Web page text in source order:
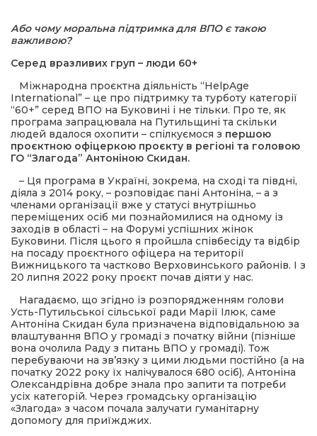
Героям!
вісті
голос гірського краю
умови придбання
та контакти
Або чому моральна підтримка для ВПО є такою
важливою?
Серед вразливих груп – люди 60+
Міжнародна проєктна діяльність “HelpAge
International” – це про підтримку та турботу категорії
“60+” серед ВПО на Буковині і не тільки. Про те, як
програма запрацювала на Путильщині та скільки
людей вдалося охопити – спілкуємося з першою
проєктною офіцеркою проєкту в регіоні та головою
ГО “Злагода” Антоніною Скидан.
– Ця програма в Україні, зокрема, на сході та півдні,
діяла з 2014 року, – розповідає пані Антоніна, – а з
членами організації вже у статусі внутрішньо
переміщених осіб ми познайомилися на одному із
заходів в області – на Форумі успішних жінок
Буковини. Після цього я пройшла співбесіду та відбір
на посаду проєктного офіцера на території
Вижницького та частково Верховинського районів. І з
20 липня 2022 року проєкт почав діяти у нас.
Нагадаємо, що згідно із розпорядженням голови
Усть-Путильської сільської ради Марії Ілюк, саме
Антоніна Скидан була призначена відповідальною за
влаштування ВПО у громаді з початку війни (пізніше
вона очолила Раду з питань ВПО у громаді). Тож
перебуваючи на зв’язку з цими людьми постійно (а на
початку 2022 року їх налічувалося 680 осіб), Антоніна
Олександрівна добре знала про запити та потреби
усіх категорій. Через громадську організацію
«Злагода» з часом почала залучати гуманітарну
допомогу для приїжджих.